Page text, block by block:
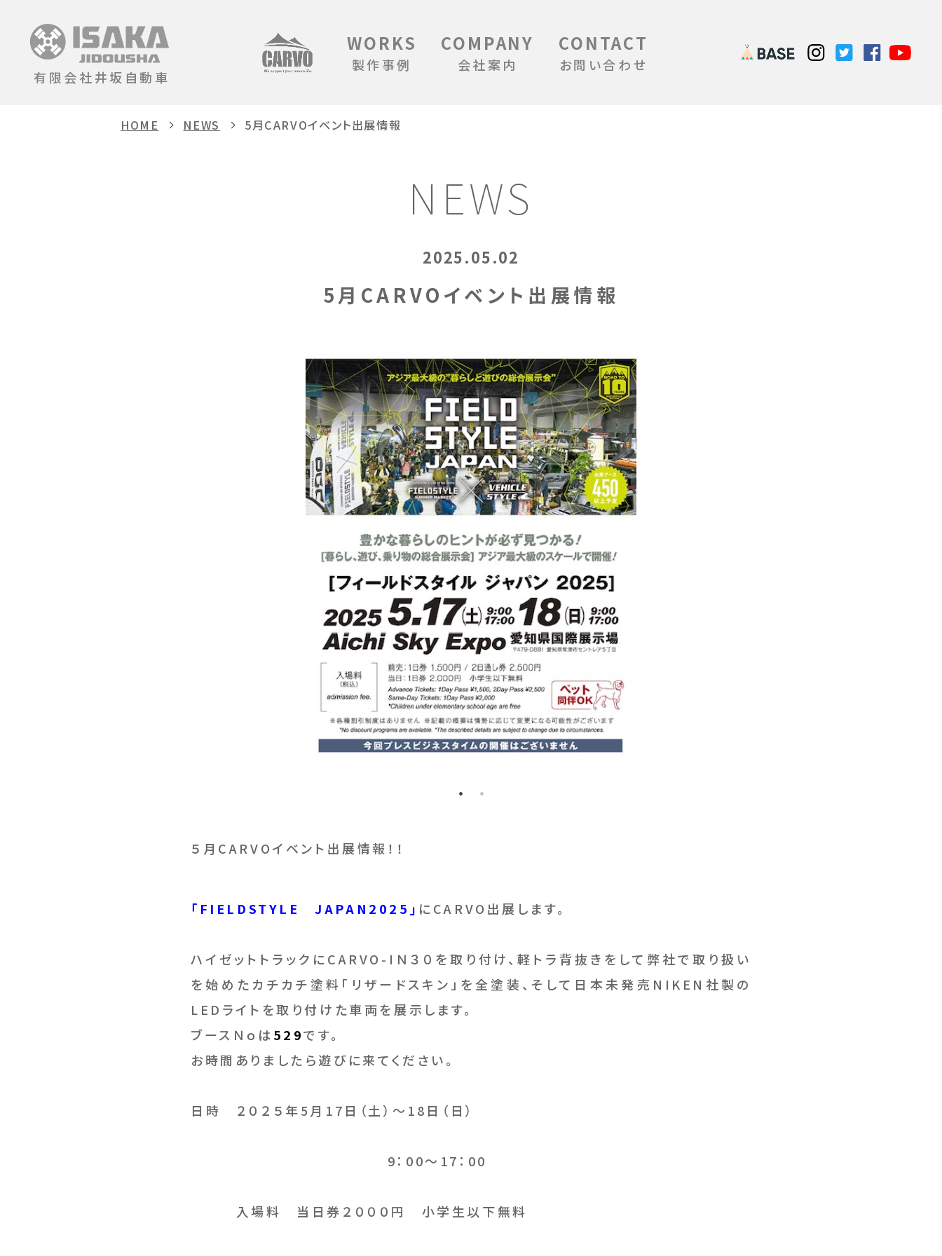
有限会社井坂自動車
WORKS
製作事例
COMPANY
会社案内
CONTACT
お問い合わせ
HOME NEWS 5月CARVOイベント出展情報
NEWS
2025.05.02
5月CARVOイベント出展情報
５月CARVOイベント出展情報！！
「FIELDSTYLE JAPAN2025」 にCARVO出展します。
ハイゼットトラックにCARVO-IＮ３０を取り付け、軽トラ背抜きをして弊社で取り扱い
を始めたカチカチ塗料「リザードスキン」を全塗装、そして日本未発売NIKEN社製の
LEDライトを取り付けた車両を展示します。
ブースＮｏは529です。
お時間ありましたら遊びに来てください。
日時 ２０２５年5月17日（土）～18日（日）
9：00～17：00
入場料 当日券２０００円 小学生以下無料